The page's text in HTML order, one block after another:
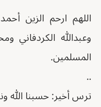
اللهم ارحم الزين
وعبدالله الكردفاني
المسلمين.
..
ترس أخير: حسبنا الله